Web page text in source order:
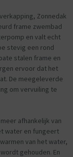
Zonnedak
frame zwembad
en valt echt
stevig een rond
stalen frame en
ervoor dat het
De meegeleverde
om vervuiling te
afhankelijk van
water en fungeert
van het water,
gehouden. En